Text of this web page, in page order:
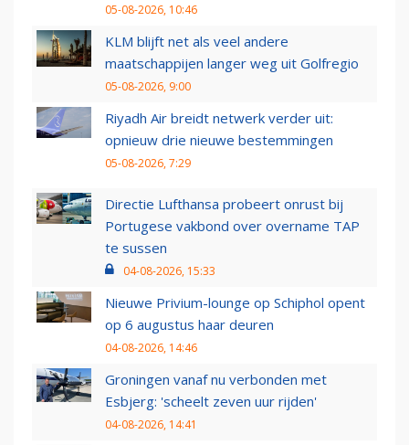
05-08-2026, 10:46
KLM blijft net als veel andere
maatschappijen langer weg uit Golfregio
05-08-2026, 9:00
Riyadh Air breidt netwerk verder uit:
opnieuw drie nieuwe bestemmingen
05-08-2026, 7:29
Directie Lufthansa probeert onrust bij
Portugese vakbond over overname TAP
te sussen
04-08-2026, 15:33
Nieuwe Privium-lounge op Schiphol opent
op 6 augustus haar deuren
04-08-2026, 14:46
Groningen vanaf nu verbonden met
Esbjerg: 'scheelt zeven uur rijden'
04-08-2026, 14:41